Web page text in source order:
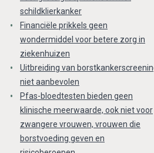
schildklierkanker
Financiële prikkels geen
wondermiddel voor betere zorg in
ziekenhuizen
Uitbreiding van
niet aanbevolen
Pfas-bloedtesten bieden geen
klinische meerwaarde, ook niet voor
zwangere vrouwen, vrouwen die
borstvoeding geven en